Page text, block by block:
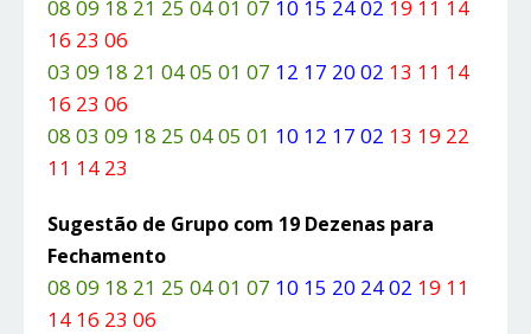
08 09 18 21 25 04 01 07 10 15 24 02 19 11 14
16 23 06
03 09 18 21 04 05 01 07 12 17 20 02 13 11 14
16 23 06
08 03 09 18 25 04 05 01 10 12 17 02 13 19 22
11 14 23
Sugestão de Grupo com 19 Dezenas para
Fechamento
08 09 18 21 25 04 01 07 10 15 20 24 02 19 11
14 16 23 06